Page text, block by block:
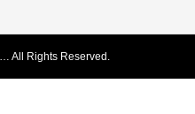
Rights Reserved.